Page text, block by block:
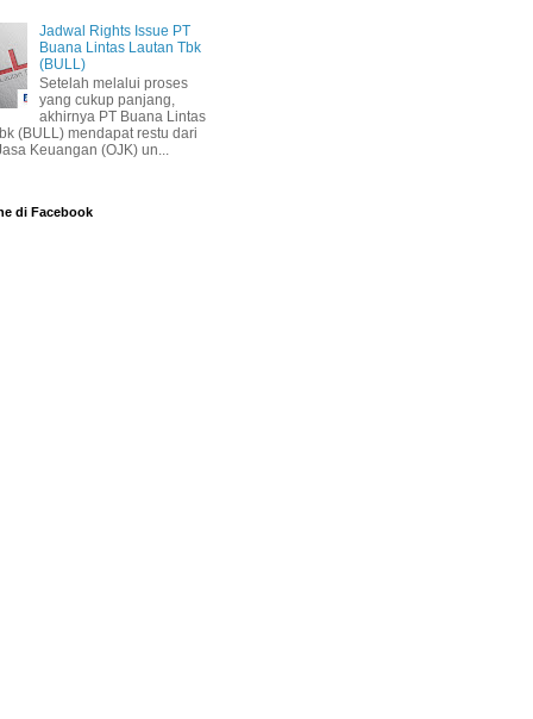
Jadwal Rights Issue PT
Buana Lintas Lautan Tbk
(BULL)
Setelah melalui proses
yang cukup panjang,
akhirnya PT Buana Lintas
(BULL) mendapat restu dari
Keuangan (OJK) un...
di Facebook